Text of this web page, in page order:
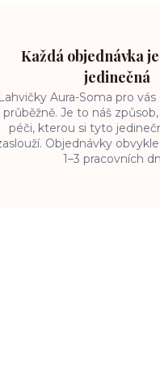
Každá objednávka
jedinečná
Lahvičky Aura-Soma pro
průběžně. Je to náš
péči, kterou si tyto
Objednávky
1–3 pracovních